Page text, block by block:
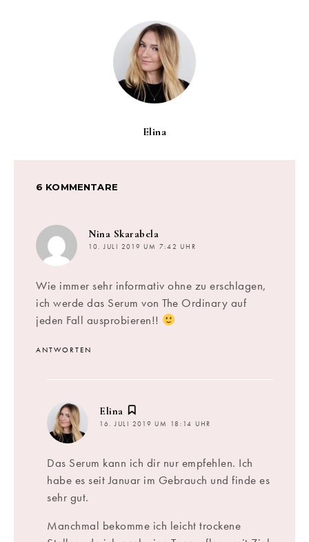
Elina
6 KOMMENTARE
Nina Skarabela
10. JULI 2019 UM 7:42 UHR
Wie immer sehr informativ ohne zu erschlagen,
ich werde das Serum von The Ordinary auf
jeden Fall ausprobieren!!
ANTWORTEN
Elina
16. JULI 2019 UM 18:14 UHR
Das Serum kann ich dir nur empfehlen. Ich
habe es seit Januar im Gebrauch und finde es
sehr gut.
Manchmal bekomme ich leicht trockene